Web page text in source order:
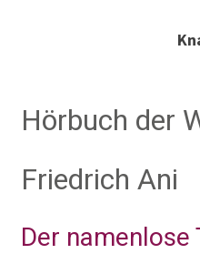
Hörbuch der
Friedrich Ani
Der namenlose